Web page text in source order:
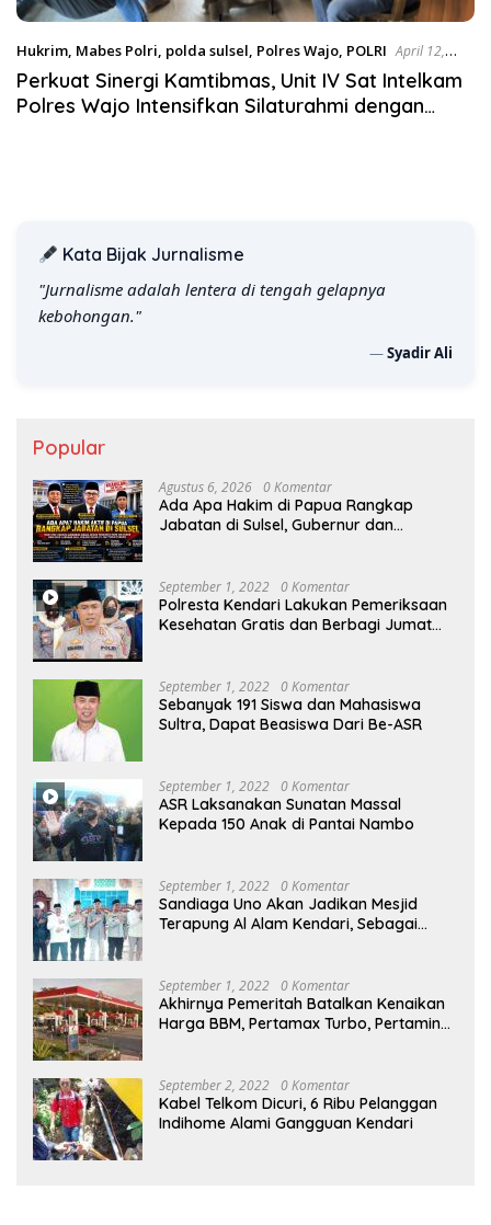
Hukrim, Mabes Polri, polda sulsel, Polres Wajo, POLRI April 12,
2026
Perkuat Sinergi Kamtibmas, Unit IV Sat Intelkam
Polres Wajo Intensifkan Silaturahmi dengan
Kata Bijak Jurnalisme
"Jurnalisme adalah lentera di tengah gelapnya
kebohongan."
—Syadir Ali
Popular
Agustus 6, 2026 0 Komentar
Ada Apa Hakim di Papua Rangkap
Jabatan di Sulsel, Gubernur dan
September 1, 2022 0 Komentar
Polresta Kendari Lakukan Pemeriksaan
Kesehatan Gratis dan Berbagi Jumat
September 1, 2022 0 Komentar
Sebanyak 191 Siswa dan Mahasiswa
Sultra, Dapat Beasiswa Dari Be-ASR
September 1, 2022 0 Komentar
ASR Laksanakan Sunatan Massal
Kepada 150 Anak di Pantai Nambo
September 1, 2022 0 Komentar
Sandiaga Uno Akan Jadikan Mesjid
Terapung Al Alam Kendari, Sebagai
September 1, 2022 0 Komentar
Akhirnya Pemeritah Batalkan Kenaikan
Harga BBM, Pertamax Turbo, Pertamina
September 2, 2022 0 Komentar
Kabel Telkom Dicuri, 6 Ribu Pelanggan
Indihome Alami Gangguan Kendari